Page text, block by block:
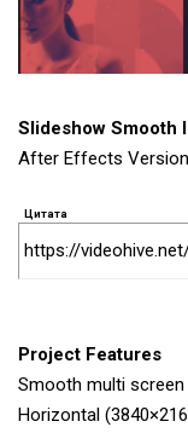
Slideshow Smooth
After Effects Version
Цитата
https://
Project Features
Smooth multi
Horizontal